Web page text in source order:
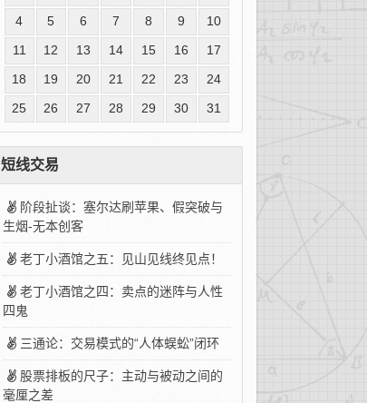
4
5 6 7 8 9
10
11
12 13 14 15 16
17
18
19 20 21 22 23
24
25
26 27 28 29 30 31
短线交易
阶段扯谈：塞尔达刷苹果、假突破与
生烟-无本创客
老丁小酒馆之五：见山见线终见点！
老丁小酒馆之四：卖点的迷阵与人性
四鬼
三通论：交易模式的“人体蜈蚣”闭环
股票排板的尺子：主动与被动之间的
毫厘之差